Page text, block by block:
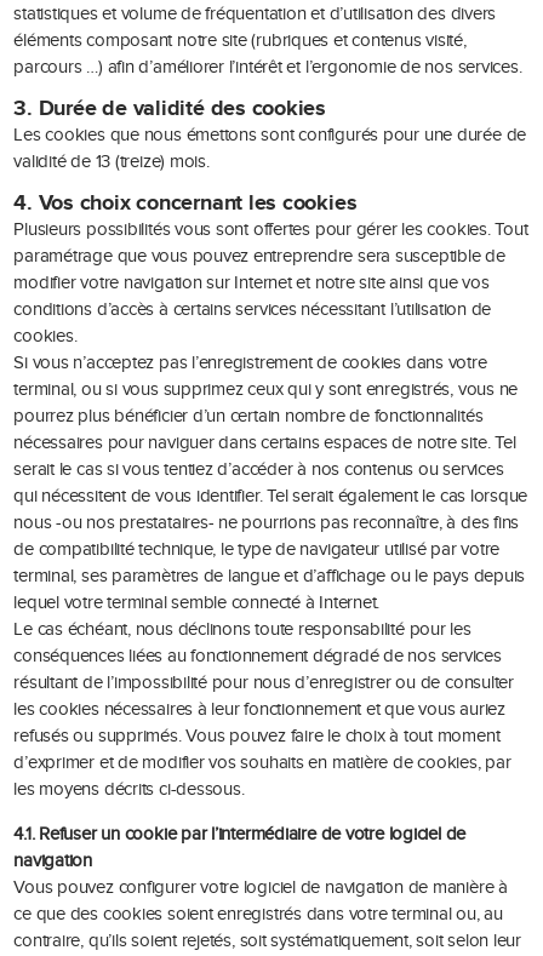
statistiques et volume de fréquentation et d’utilisation des divers
éléments composant notre site (rubriques et contenus visité,
parcours …) afin d’améliorer l’intérêt et l’ergonomie de nos services.
3. Durée de validité des cookies
Les cookies que nous émettons sont configurés pour une durée de
validité de 13 (treize) mois.
4. Vos choix concernant les cookies
Plusieurs possibilités vous sont offertes pour gérer les cookies. Tout
paramétrage que vous pouvez entreprendre sera susceptible de
modifier votre navigation sur Internet et notre site ainsi que vos
conditions d’accès à certains services nécessitant l’utilisation de
cookies.
Si vous n’acceptez pas l’enregistrement de cookies dans votre
terminal, ou si vous supprimez ceux qui y sont enregistrés, vous ne
pourrez plus bénéficier d’un certain nombre de fonctionnalités
nécessaires pour naviguer dans certains espaces de notre site. Tel
serait le cas si vous tentiez d’accéder à nos contenus ou services
qui nécessitent de vous identifier. Tel serait également le cas lorsque
nous -ou nos prestataires- ne pourrions pas reconnaître, à des fins
de compatibilité technique, le type de navigateur utilisé par votre
terminal, ses paramètres de langue et d’affichage ou le pays depuis
lequel votre terminal semble connecté à Internet.
Le cas échéant, nous déclinons toute responsabilité pour les
conséquences liées au fonctionnement dégradé de nos services
résultant de l’impossibilité pour nous d’enregistrer ou de consulter
les cookies nécessaires à leur fonctionnement et que vous auriez
refusés ou supprimés. Vous pouvez faire le choix à tout moment
d’exprimer et de modifier vos souhaits en matière de cookies, par
les moyens décrits ci-dessous.
4.1. Refuser un cookie par l’intermédiaire de votre logiciel de
navigation
Vous pouvez configurer votre logiciel de navigation de manière à
ce que des cookies soient enregistrés dans votre terminal ou, au
contraire, qu’ils soient rejetés, soit systématiquement, soit selon leur